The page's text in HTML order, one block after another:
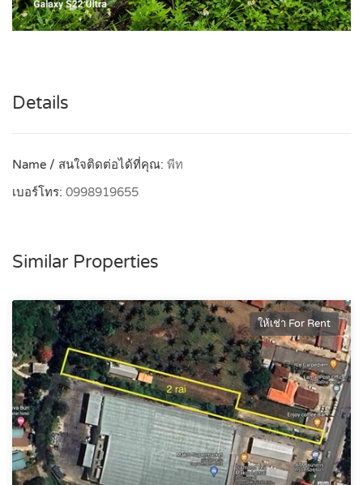
Details
Name / สนใจติดต่อได้ที่คุณ: พีท
เบอร์โทร: 0998919655
Similar Properties
ให้เช่า For Rent